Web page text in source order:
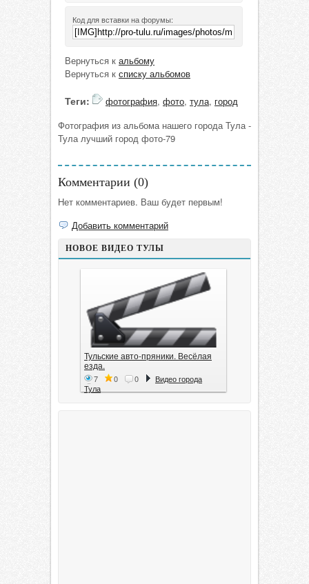
Код для вставки на форумы:
Вернуться к альбому
Вернуться к списку альбомов
Теги: фотография, фото, тула, город
Фотография из альбома нашего города Тула -
Тула лучший город фото-79
Комментарии (0)
Нет комментариев. Ваш будет первым!
Добавить комментарий
НОВОЕ ВИДЕО ТУЛЫ
Тульские авто-пряники. Весёлая
езда.
7 0 0
Видео города
Тула